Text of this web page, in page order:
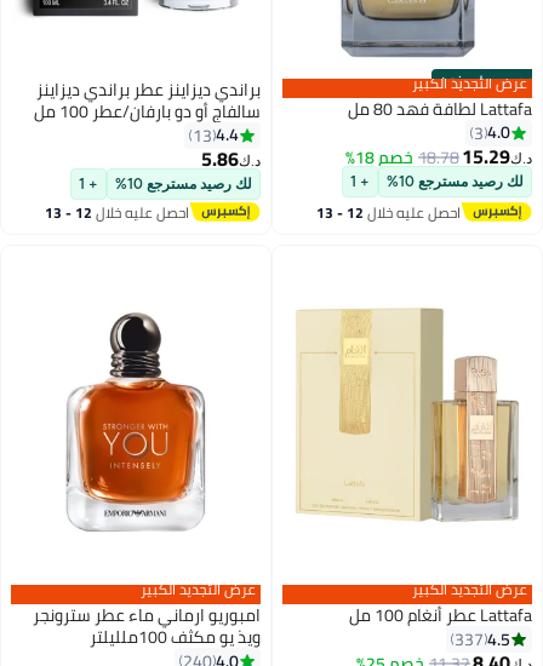
حصري على نون
عرض التجديد الكبير
Lattafa لطافة فهد 80 مل
4.0
3
د.ك‏15.29
18.78خصم 18%
لك رصيد مسترجع 10% + 1
احصل عليه خلال 12 - 13
اغسطس
براندي ديزاينز عطر براندي ديزاينز
سالفاج أو دو بارفان/عطر 100 مل
من إليجانت فراجرانس للرجال-
4.4
13
د.ك‏5.86
لك رصيد مسترجع 10% + 1
احصل عليه خلال 12 - 13
اغسطس
عرض التجديد الكبير
Lattafa عطر أنغام 100 مل
4.5
337
عرض التجديد الكبير
امبوريو ارماني ماء عطر سترونجر
ويذ يو مكثف 100ملليلتر